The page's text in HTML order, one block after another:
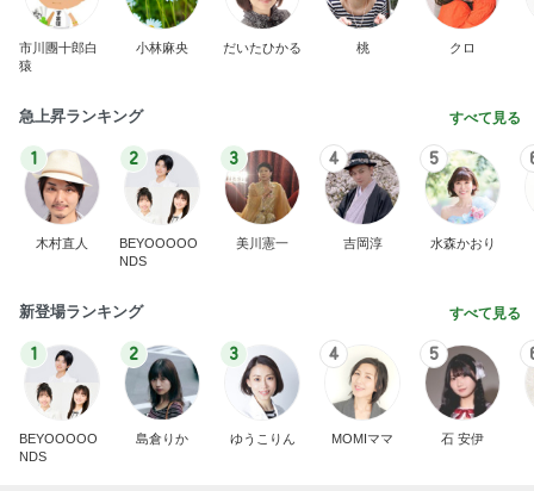
市川團十郎白
猿
小林麻央 だいたひかる 桃 クロ
急上昇ランキング すべて見る
1
木村直人
2
BEYOOOOO
NDS
3
美川憲一
4
吉岡淳
5
水森かおり
新登場ランキング すべて見る
1
BEYOOOOO
NDS
2
島倉りか
3
ゆうこりん
4
MOMIママ
5
石 安伊